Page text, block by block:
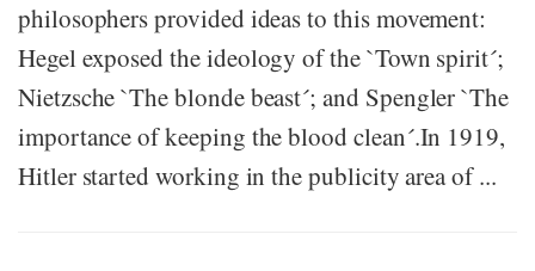
philosophers provided ideas to this movement:
Hegel exposed the ideology of the `Town spirit´;
Nietzsche `The blonde beast´; and Spengler `The
importance of keeping the blood clean´.In 1919,
Hitler started working in the publicity area of ...